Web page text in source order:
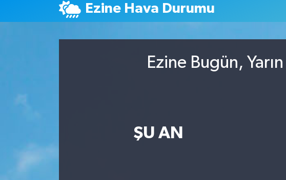
Ezine Hava Durumu
Ezine Bugün,
ŞU AN
Isparta Namaz Vakitleri
Süper Lig Puan Durumu ve Fikstür